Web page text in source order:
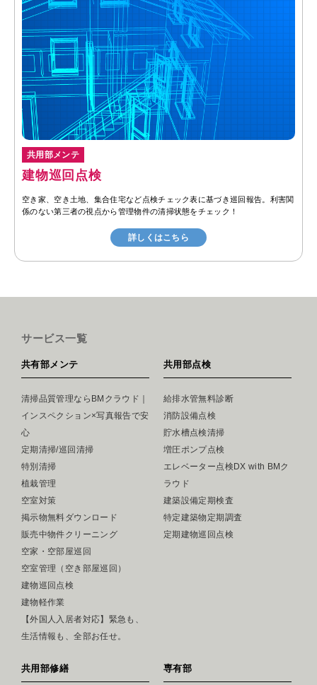
共用部メンテ
建物巡回点検
空き家、空き土地、集合住宅など点検チェック表に基づき巡回報告。利害関
係のない第三者の視点から管理物件の清掃状態をチェック！
詳しくはこちら
サービス一覧
共有部メンテ
清掃品質管理ならBMクラウド｜
インスペクション×写真報告で安
心
定期清掃/巡回清掃
特別清掃
植栽管理
空室対策
掲示物無料ダウンロード
販売中物件クリーニング
空家・空部屋巡回
空室管理（空き部屋巡回）
建物巡回点検
建物軽作業
【外国人入居者対応】緊急も、
生活情報も、全部お任せ。
共用部点検
給排水管無料診断
消防設備点検
貯水槽点検清掃
増圧ポンプ点検
エレベーター点検DX with BMク
ラウド
建築設備定期検査
特定建築物定期調査
定期建物巡回点検
共用部修繕 専有部